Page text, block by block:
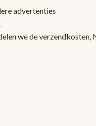
advertenties
we de